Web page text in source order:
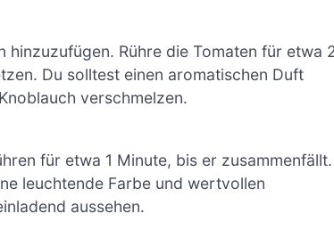
Rühre die Tomaten für etwa
Du solltest einen aromatischen Duft
verschmelzen.
für etwa 1 Minute, bis er zusammenfällt.
leuchtende Farbe und wertvollen
aussehen.